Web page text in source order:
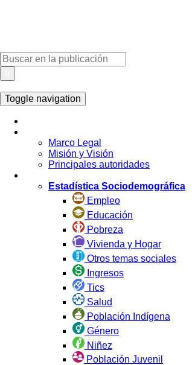
Toggle navigation
Marco Legal
Misión y Visión
Principales autoridades
Estadística Sociodemográfica
Empleo
Educación
Pobreza
Vivienda y Hogar
Otros temas sociales
Ingresos
Tics
Salud
Población Indígena
Género
Niñez
Población Juvenil